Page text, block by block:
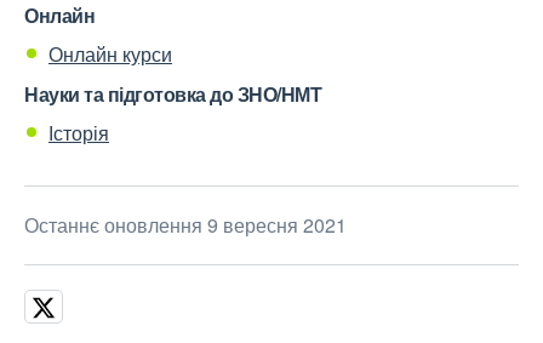
Онлайн
Онлайн курси
Науки та підготовка до ЗНО/НМТ
Історія
Останнє оновлення 9 вересня 2021